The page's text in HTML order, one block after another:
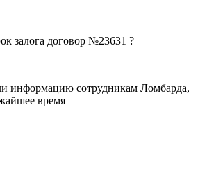
залога договор №23631 ?
информацию сотрудникам Ломбарда,
время